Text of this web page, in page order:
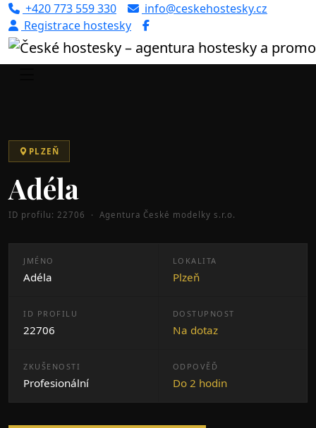
+420 773 559 330
info@ceskehostesky.cz
Registrace hostesky
Úvod Portfolio Plzeň Adéla (ID: 22706)
PLZEŇ
Adéla
ID profilu: 22706 · Agentura České modelky s.r.o.
JMÉNO
Adéla
LOKALITA
Plzeň
ID PROFILU
22706
DOSTUPNOST
Na dotaz
ZKUŠENOSTI
Profesionální
ODPOVĚĎ
Do 2 hodin